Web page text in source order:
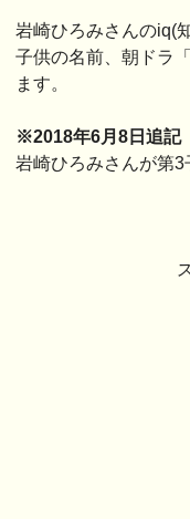
岩崎ひろみさんのiq(
子供の名前、朝ドラ
ます。
※2018年6月8日追記
岩崎ひろみさんが第3